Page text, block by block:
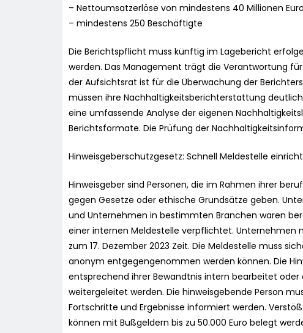
– Nettoumsatzerlöse von mindestens 40 Millionen Euro
– mindestens 250 Beschäftigte
Die Berichtspflicht muss künftig im Lagebericht
werden. Das Management trägt die Verantwortung
der Aufsichtsrat ist für die Überwachung der
müssen ihre Nachhaltigkeitsberichterstattung
eine umfassende Analyse der eigenen
Berichtsformate. Die Prüfung der
Hinweisgeberschutzgesetz: Schnell Meldestelle
Hinweisgeber sind Personen, die im Rahmen ihrer
gegen Gesetze oder ethische Grundsätze geben.
und Unternehmen in bestimmten Branchen waren
einer internen Meldestelle verpflichtet.
zum 17. Dezember 2023 Zeit. Die Meldestelle muss
anonym entgegengenommen werden können. Die
entsprechend ihrer Bewandtnis intern bearbeitet
weitergeleitet werden. Die hinweisgebende Person
Fortschritte und Ergebnisse informiert werden.
können mit Bußgeldern bis zu 50.000 Euro belegt